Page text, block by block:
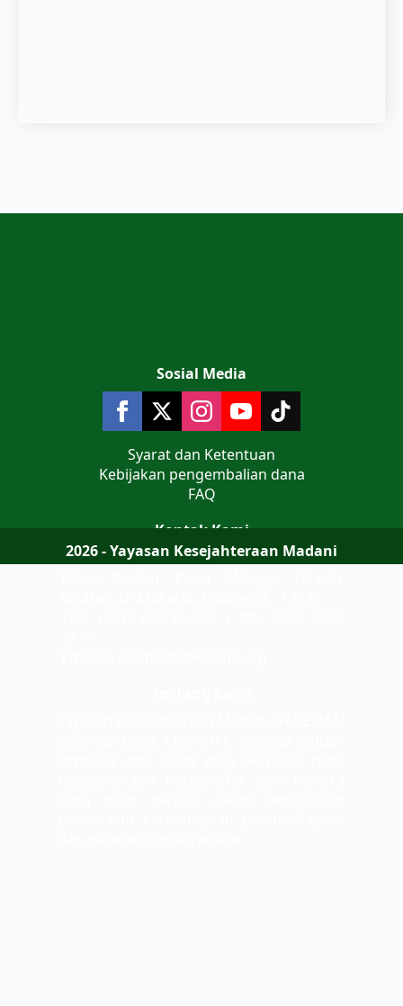
Kontak Kami
Jalan Teluk Jakarta No 9 Komplek AL
Sosial Media
Syarat dan Ketentuan
Kebijakan pengembalian dana
FAQ
2026 - Yayasan Kesejahteraan Madani